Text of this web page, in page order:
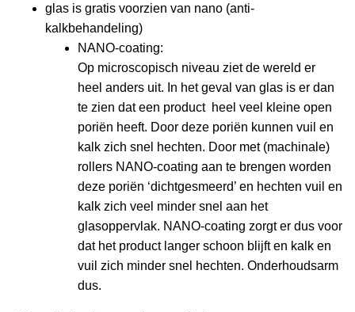
glas is gratis voorzien van nano (anti-
kalkbehandeling)
NANO-coating:
Op microscopisch niveau ziet de wereld er
heel anders uit. In het geval van glas is er dan
te zien dat een product heel veel kleine open
poriën heeft. Door deze poriën kunnen vuil en
kalk zich snel hechten. Door met (machinale)
rollers NANO-coating aan te brengen worden
deze poriën ‘dichtgesmeerd’ en hechten vuil en
kalk zich veel minder snel aan het
glasoppervlak. NANO-coating zorgt er dus voor
dat het product langer schoon blijft en kalk en
vuil zich minder snel hechten. Onderhoudsarm
dus.